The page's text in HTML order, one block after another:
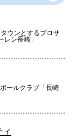
ウンとするプロサ
レン長崎」
ールクラブ「長崎